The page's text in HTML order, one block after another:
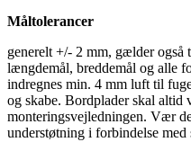
Måltolerancer
generelt +/- 2 mm, gælder
længdemål, breddemål og alle
indregnes min. 4 mm luft til
og skabe. Bordplader skal altid
monteringsvejledningen. Vær
understøtning i forbindelse